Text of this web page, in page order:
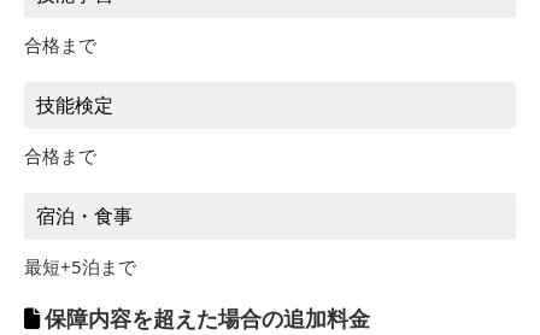
合格まで
技能検定
合格まで
宿泊・食事
最短+5泊まで
保障内容を超えた場合の追加料金